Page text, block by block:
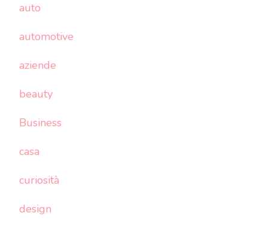
auto
automotive
aziende
beauty
Business
casa
curiosità
design